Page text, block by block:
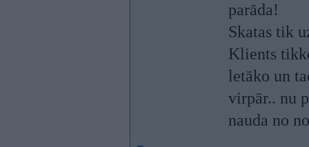
parāda!
Skatas tik
Klients
letāko un
virpār.. nu
nauda no